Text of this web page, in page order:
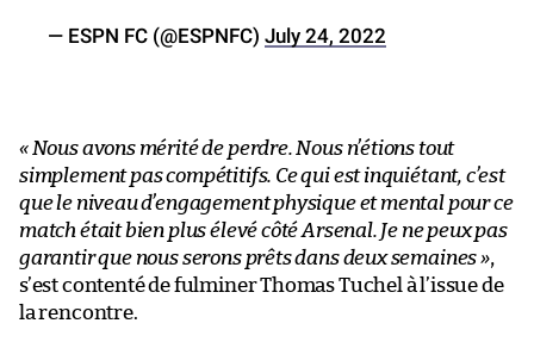
— ESPN FC (@ESPNFC) July 24, 2022
« Nous avons mérité de perdre. Nous n’étions tout
simplement pas compétitifs. Ce qui est inquiétant, c’est
que le niveau d’engagement physique et mental pour ce
match était bien plus élevé côté Arsenal. Je ne peux pas
garantir que nous serons prêts dans deux semaines »,
s’est contenté de fulminer Thomas Tuchel à l’issue de
la rencontre.